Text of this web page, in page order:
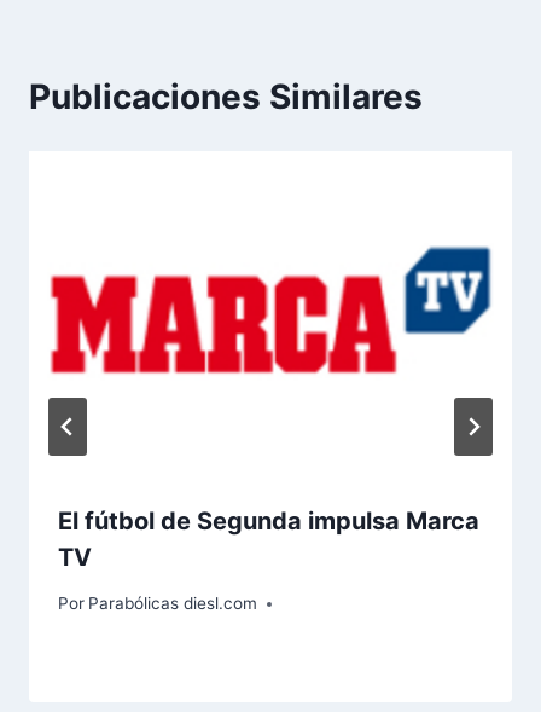
Publicaciones Similares
El fútbol de Segunda impulsa Marca
TV
Por Parabólicas diesl.com